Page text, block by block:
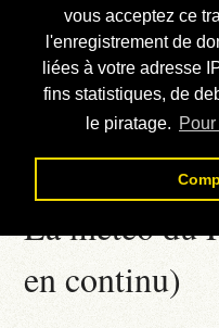
vous acceptez ce
l'enregistrement de
liées à votre adresse
fins statistiques, de
le piratage.
Annonces
Liens externes
Téléchargement
Contact
La météo du
en continu)